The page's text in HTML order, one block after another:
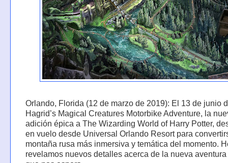
Orlando, Florida (12 de marzo de 2019): El 13 de junio
Hagrid’s Magical Creatures Motorbike Adventure, la
adición épica a The Wizarding World of Harry Potter,
en vuelo desde Universal Orlando Resort para
montaña rusa más inmersiva y temática del momento.
revelamos nuevos detalles acerca de la nueva